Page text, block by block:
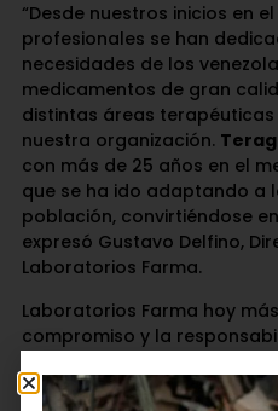
“Desde nuestros inicios en
profesionales se han
necesidades de los
medicamentos de gran
distintas áreas
nuestra organización.
con más de 25 años en el
que se ha ido adaptando a
población, convirtiéndose
expresó Gustavo Delfino,
Laboratorios Farma.
Laboratorios Farma hoy
compromiso y la
organización que día a día